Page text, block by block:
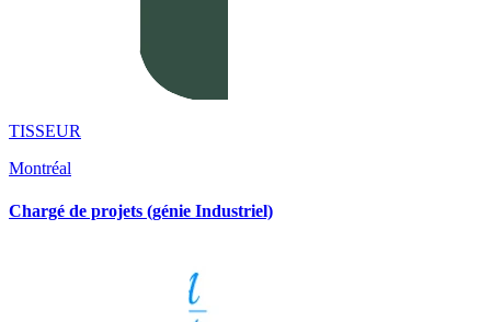
TISSEUR
Montréal
Chargé de projets (génie Industriel)